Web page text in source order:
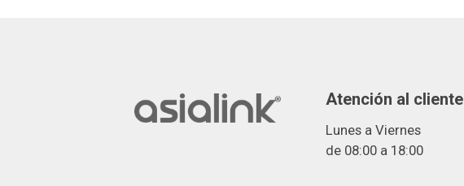
Atención al cliente
Lunes a Viernes
de 08:00 a 18:00